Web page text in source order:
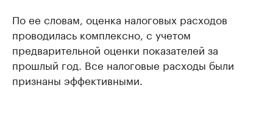
По ее словам, оценка налоговых расходов
проводилась комплексно, с учетом
предварительной оценки показателей за
прошлый год. Все налоговые расходы были
признаны эффективными.